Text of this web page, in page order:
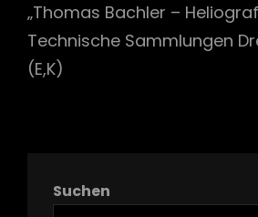
„Thomas Bachler –
Technische Sammlungen
(E,K)
Suchen